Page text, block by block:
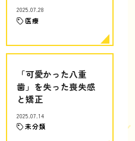
2025.07.28
医療
「可愛かった八重
歯」を失った喪失感
と矯正
2025.07.14
未分類